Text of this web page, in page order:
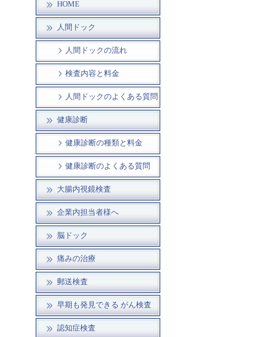
HOME
人間ドック
人間ドックの流れ
検査内容と料金
人間ドックのよくある質問
健康診断
健康診断の種類と料金
健康診断のよくある質問
大腸内視鏡検査
企業内担当者様へ
脳ドック
痛みの治療
郵送検査
早期も発見できる がん検査
認知症検査